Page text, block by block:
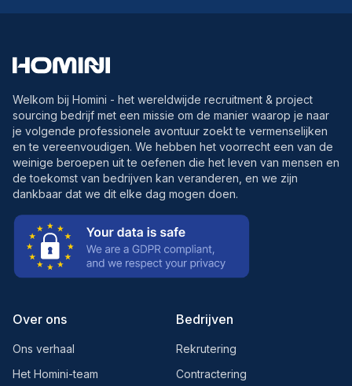
Welkom bij Homini - het wereldwijde recruitment & project
sourcing bedrijf met een missie om de manier waarop je naar
je volgende professionele avontuur zoekt te vermenselijken
en te vereenvoudigen. We hebben het voorrecht een van de
weinige beroepen uit te oefenen die het leven van mensen en
de toekomst van bedrijven kan veranderen, en we zijn
dankbaar dat we dit elke dag mogen doen.
Over ons
Ons verhaal
Het Homini-team
Bedrijven
Rekrutering
Contractering